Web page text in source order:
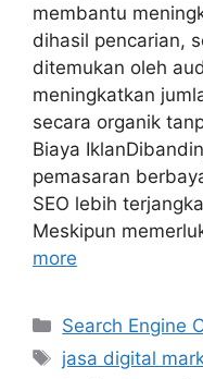
membantu
dihasil pencarian,
ditemukan oleh
meningkatkan
secara organik
Biaya
pemasaran
SEO lebih
Meskipun
more
Search Engine
jasa digital